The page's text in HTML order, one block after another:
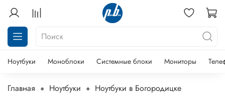
Ноутбуки Моноблоки Системные блоки Мониторы
Главная Ноутбуки Ноутбуки в Богородицке